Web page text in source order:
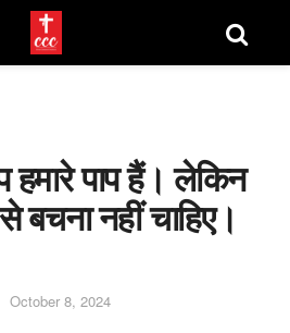
हमारे पाप हैं। लेकिन
बचना नहीं चाहिए।
October 8, 2024